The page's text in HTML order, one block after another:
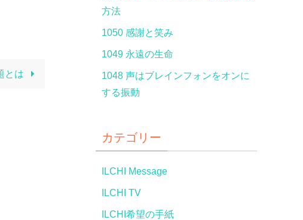
とは
方法
1050 感謝と笑み
1049 永遠の生命
1048 声はブレインフォンをオンに
する振動
カテゴリー
ILCHI Message
ILCHI TV
ILCHI希望の手紙